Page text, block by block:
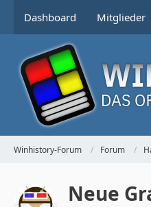
Dashboard Mitglieder
Winhistory-Forum Forum
Neue